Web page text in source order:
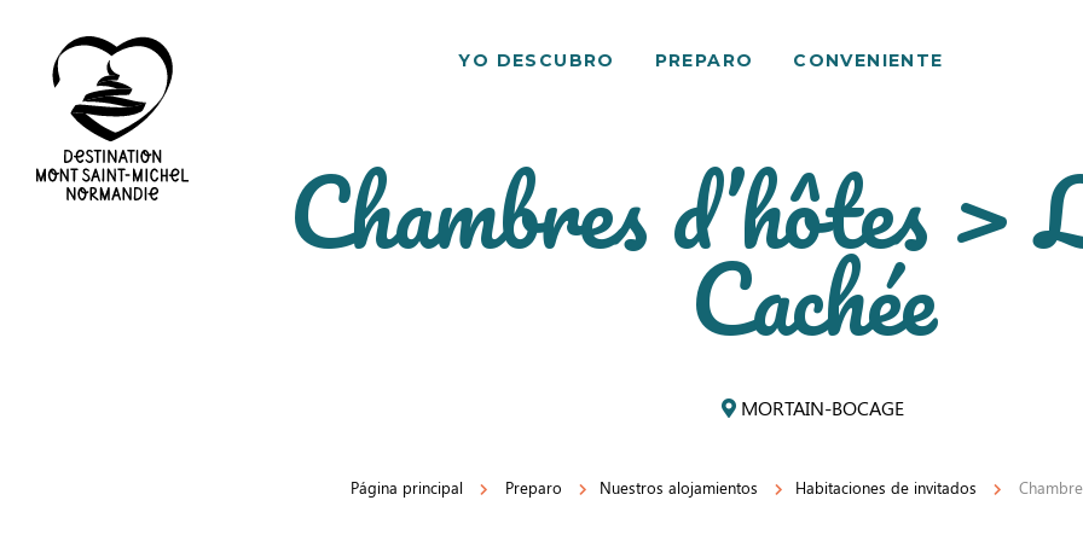
YO DESCUBRO PREPARO CONVENIENTE
Chambres d’hôtes >
Cachée
MORTAIN-BOCAGE
Página principal Preparo Nuestros alojamientos Habitaciones de invitados